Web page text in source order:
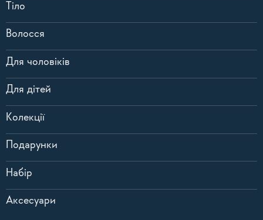
Тіло
Волосся
Для чоловіків
Для дітей
Колекції
Подарунки
Набір
Аксесуари